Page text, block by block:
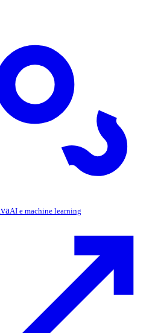
AI e machine learning